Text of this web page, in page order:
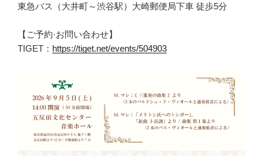
東急バス（大井町～渋谷駅）大崎郵便局下車 徒歩5分
【ご予約·お問い合わせ】
TIGET： https://tiget.net/events/504903